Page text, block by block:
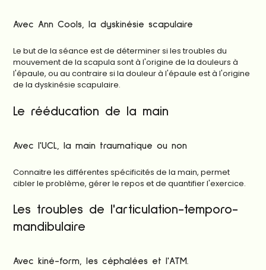
Avec Ann Cools, la dyskinésie scapulaire
Le but de la séance est de déterminer si les troubles du
mouvement de la scapula sont à l'origine de la douleurs à
l'épaule, ou au contraire si la douleur à l'épaule est à l'origine
de la dyskinésie scapulaire.
Le rééducation de la main
Avec l'UCL, la main traumatique ou non
Connaitre les différentes spécificités de la main, permet
cibler le problème, gérer le repos et de quantifier l'exercice.
Les troubles de l'articulation-temporo-
mandibulaire
Avec kiné-form, les céphalées et l'ATM.